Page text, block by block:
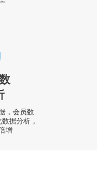
，会员数
据分析，
增